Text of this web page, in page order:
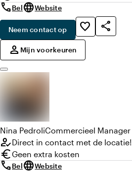
callBellanguageWebsite
Neem contact op favorite_border
share
person Mijn voorkeuren
Nina PedroliCommercieel Manager
how_to_regDirect in contact met de locatie!
euroGeen extra kosten
callBellanguageWebsite